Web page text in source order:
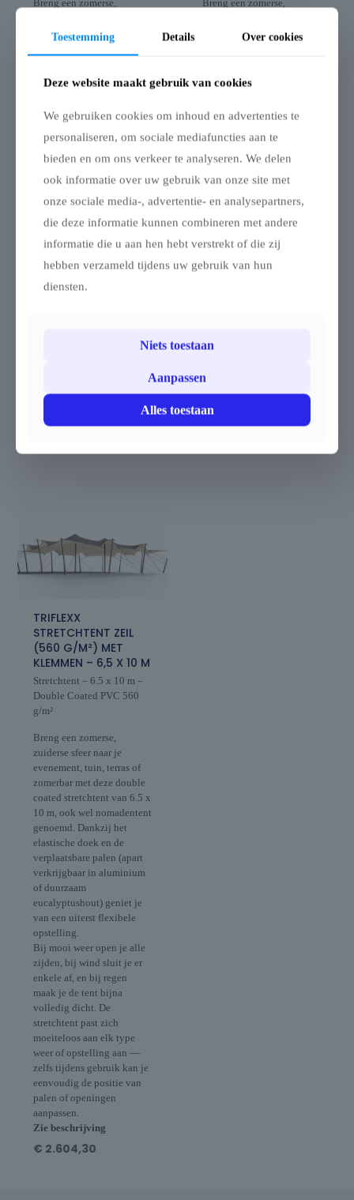
Breng een zomerse,
evenement, tuin, terras of
zomerbar met deze
van 15 × 20 meter
Dankzij het elastische doek
en de verplaatsbare palen
(apart verkrijgbaar in
eucalyptushout) geniet je
van een
Bij mooi weer open je alle
enkele af en bij regen kan
je de tent bijna volledig
12.843,40
Breng een zomerse,
evenement, tuin, terras of
van 10 × 17 meter
Dankzij het elastische doek
en de verplaatsbare palen
(apart verkrijgbaar in
aluminium of duurzaam
eucalyptushout) geniet je
van een
.
Bij mooi weer open je alle
enkele af en bij regen kan
openingen verplaatsen
€6.220,40
€6.531,40
TRIFLEXX
STRETCHTENT ZEIL
(560 G/M²) MET
KLEMMEN – 6,5 X 10 M
Stretchtent – 6.5 x 10 m –
Double Coated PVC 560
g/m²
Breng een zomerse,
zuiderse sfeer naar je
evenement, tuin, terras of
zomerbar met deze double
coated stretchtent van 6.5 x
10 m, ook wel nomadentent
genoemd. Dankzij het
elastische doek en de
verplaatsbare palen (apart
verkrijgbaar in aluminium
of duurzaam
eucalyptushout) geniet je
van een uiterst flexibele
opstelling.
Bij mooi weer open je alle
zijden, bij wind sluit je er
enkele af, en bij regen
maak je de tent bijna
volledig dicht. De
stretchtent past zich
moeiteloos aan elk type
weer of opstelling aan —
zelfs tijdens gebruik kan je
eenvoudig de positie van
palen of openingen
aanpassen.
Zie beschrijving
€ 2.604,30
Toestemming Details Over cookies
Deze website maakt gebruik van cookies
We gebruiken cookies om inhoud en advertenties te
personaliseren, om sociale mediafuncties aan te
bieden en om ons verkeer te analyseren. We delen
ook informatie over uw gebruik van onze site met
onze sociale media-, advertentie- en analysepartners,
die deze informatie kunnen combineren met andere
informatie die u aan hen hebt verstrekt of die zij
hebben verzameld tijdens uw gebruik van hun
diensten.
Niets toestaan
Aanpassen
Alles toestaan